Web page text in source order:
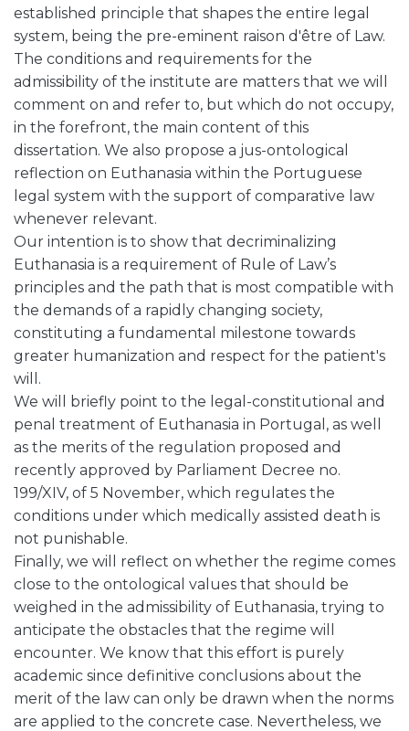
established principle that shapes the entire legal
system, being the pre-eminent raison d'être of Law.
The conditions and requirements for the
admissibility of the institute are matters that we will
comment on and refer to, but which do not occupy,
in the forefront, the main content of this
dissertation. We also propose a jus-ontological
reflection on Euthanasia within the Portuguese
legal system with the support of comparative law
whenever relevant.
Our intention is to show that decriminalizing
Euthanasia is a requirement of Rule of Law’s
principles and the path that is most compatible with
the demands of a rapidly changing society,
constituting a fundamental milestone towards
greater humanization and respect for the patient's
will.
We will briefly point to the legal-constitutional and
penal treatment of Euthanasia in Portugal, as well
as the merits of the regulation proposed and
recently approved by Parliament Decree no.
199/XIV, of 5 November, which regulates the
conditions under which medically assisted death is
not punishable.
Finally, we will reflect on whether the regime comes
close to the ontological values that should be
weighed in the admissibility of Euthanasia, trying to
anticipate the obstacles that the regime will
encounter. We know that this effort is purely
academic since definitive conclusions about the
merit of the law can only be drawn when the norms
are applied to the concrete case. Nevertheless, we